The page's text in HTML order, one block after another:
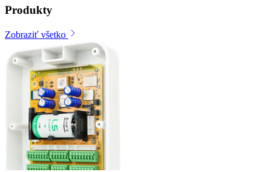
Produkty
Zobraziť všetko